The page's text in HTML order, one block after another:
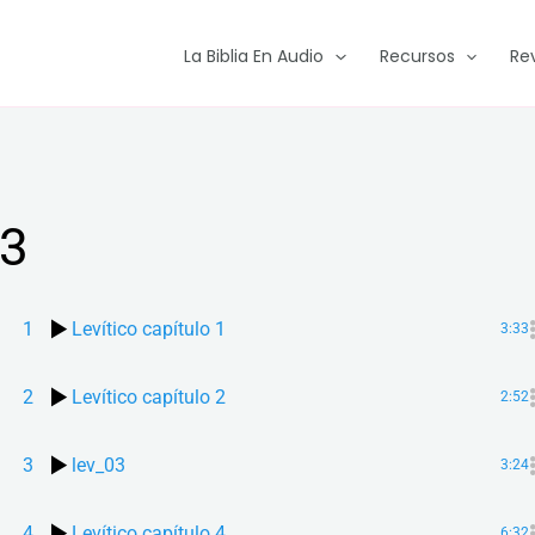
La Biblia En Audio Recursos
3
1 Levítico capítulo 1 3:33
2 Levítico capítulo 2 2:52
3 lev_03 3:24